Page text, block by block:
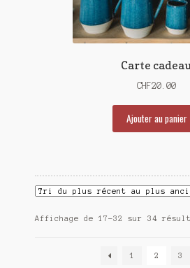
Carte
CHF20.00
Ajouter au panier
Affichage de 17–32 sur 34
1 2 3